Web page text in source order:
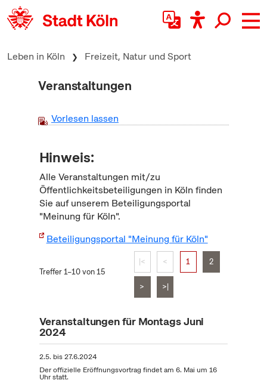
zum Inhalt springen
Leben in Köln Freizeit, Natur und Sport
Veranstaltungen
Vorlesen lassen
Hinweis:
Alle Veranstaltungen mit/zu
Öffentlichkeitsbeteiligungen in Köln finden
Sie auf unserem Beteiligungsportal
"Meinung für Köln".
Beteiligungsportal "Meinung für Köln"
Treffer 1–10 von 15
|< < 1 2
> >|
Veranstaltungen für Montags Juni
2024
2.5. bis27.6.2024
Der offizielle Eröffnungsvortrag findet am 6. Mai um 16
Uhr statt.